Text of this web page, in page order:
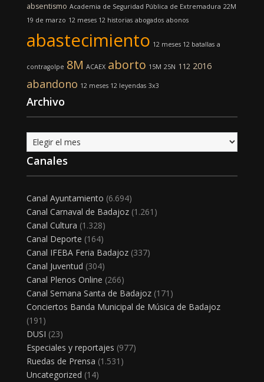
absentismo Academia de Seguridad Pública de Extremadura 22M
19 de marzo 12 meses 12 historias abogados abonos
abastecimiento 12 meses 12 batallas a
contragolpe 8M ACAEX aborto 15M 25N 112 2016
abandono 12 meses 12 leyendas 3x3
Archivo
Archivo
Canales
Canal Ayuntamiento (6.694)
Canal Carnaval de Badajoz(1.261)
Canal Cultura (1.328)
Canal Deporte (164)
Canal IFEBA Feria Badajoz(337)
Canal Juventud (304)
Canal Plenos Online (266)
Canal Semana Santa de Badajoz(171)
Conciertos Banda Municipal de Música de Badajoz
(191)
DUSI (23)
Especiales y reportajes (977)
Ruedas de Prensa (1.531)
Uncategorized (14)